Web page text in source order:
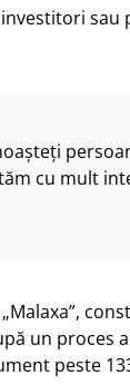
sau
cu mult
un proces
peste